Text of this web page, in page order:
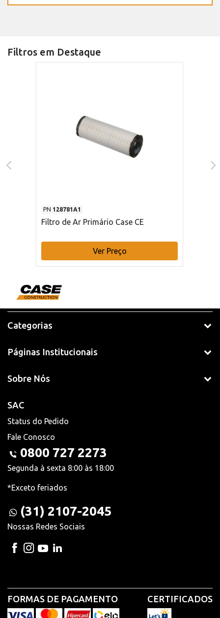
Filtros em Destaque
PN 128781A1
Filtro de Ar Primário Case CE
Ver Preço
Categorias
Páginas Institucionais
Sobre Nós
SAC
Status do Pedido
Fale Conosco
0800 727 2273
Segunda à sexta 8:00 às 18:00
*Exceto feriados
(31) 2107-2045
Nossas Redes Sociais
FORMAS DE PAGAMENTO CERTIFICADOS